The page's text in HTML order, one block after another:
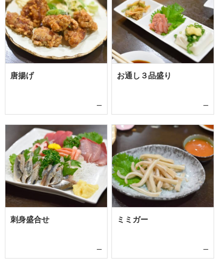
唐揚げ
ー
お通し３品盛り
ー
刺身盛合せ
ー
ミミガー
ー